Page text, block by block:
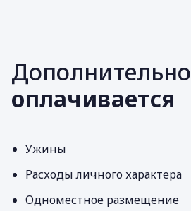
Дополнительно
оплачивается
Ужины
Расходы личного характера
Одноместное размещение